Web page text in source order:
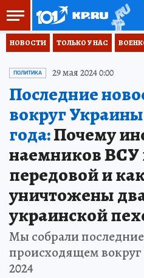
НОВОСТИ ТОЛЬКО У НАС
ПОЛИТИКА 29 мая 2024 0:00
Последние
вокруг Украины
года:Почему
наемников ВСУ
передовой и
уничтожены
украинской
Мы собрали
происходящем
2024